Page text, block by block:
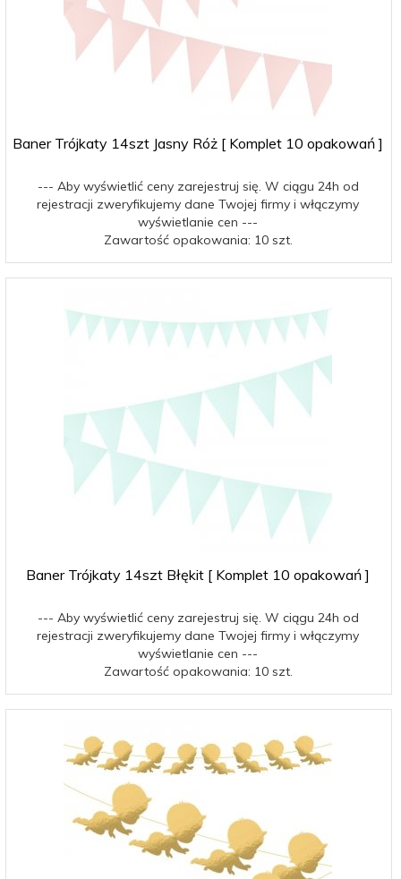
Baner Trójkaty 14szt Jasny Róż [ Komplet 10 opakowań ]
--- Aby wyświetlić ceny zarejestruj się. W ciągu 24h od
rejestracji zweryfikujemy dane Twojej firmy i włączymy
wyświetlanie cen ---
Zawartość opakowania: 10 szt.
Baner Trójkaty 14szt Błękit [ Komplet 10 opakowań ]
--- Aby wyświetlić ceny zarejestruj się. W ciągu 24h od
rejestracji zweryfikujemy dane Twojej firmy i włączymy
wyświetlanie cen ---
Zawartość opakowania: 10 szt.